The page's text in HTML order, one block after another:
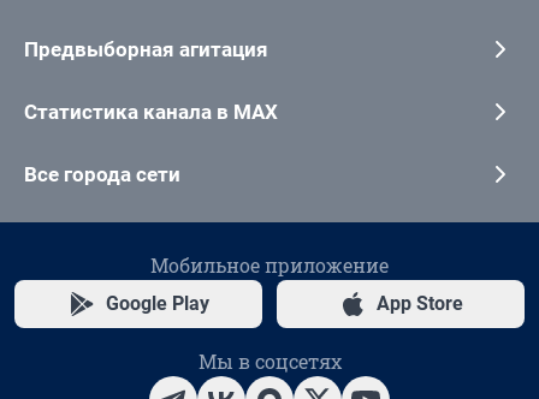
Предвыборная агитация
Статистика канала в MAX
Все города сети
Мобильное приложение
Google Play App Store
Мы в соцсетях